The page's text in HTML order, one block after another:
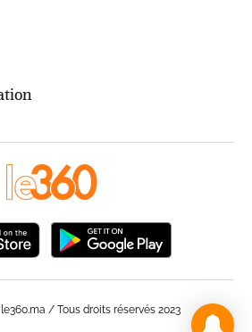
/ Tous droits réservés 2023